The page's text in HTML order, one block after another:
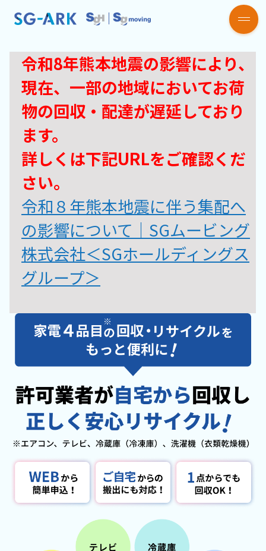
令和8年熊本地震の影響により、
現在、一部の地域においてお荷
物の回収・配達が遅延しており
ます。​​​
詳しくは下記URLをご確認くだ
さい。​​
令和８年熊本地震に伴う集配へ
の影響について｜SGムービング
株式会社＜SGホールディングス
グループ＞​